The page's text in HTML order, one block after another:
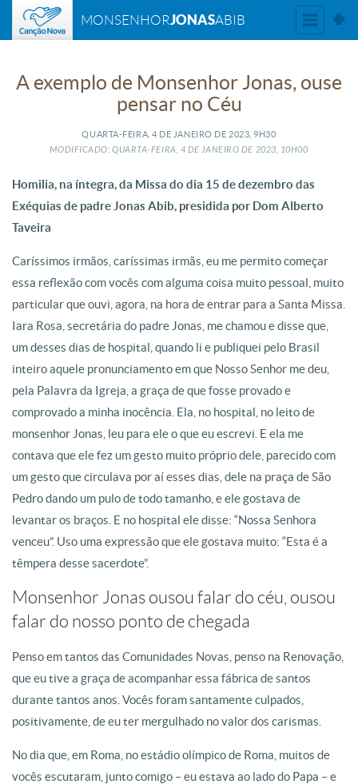
MONSENHORJONASABIB
A exemplo de Monsenhor Jonas, ouse
pensar no Céu
QUARTA-FEIRA, 4 DE JANEIRO DE 2023, 9H30
MODIFICADO: QUARTA-FEIRA, 4 DEJANEIRO DE 2023, 10H00
Homilia, na íntegra, da Missa do dia 15 de dezembro das
Exéquias de padre Jonas Abib, presidida por Dom Alberto
Taveira
Caríssimos irmãos, caríssimas irmãs, eu me permito começar
essa reflexão com vocês com alguma coisa muito pessoal, muito
particular que ouvi, agora, na hora de entrar para a Santa Missa.
Iara Rosa, secretária do padre Jonas, me chamou e disse que,
um desses dias de hospital, quando li e publiquei pelo Brasil
inteiro aquele pronunciamento em que Nosso Senhor me deu,
pela Palavra da Igreja, a graça de que fosse provado e
comprovado a minha inocência. Ela, no hospital, no leito de
monsenhor Jonas, leu para ele o que eu escrevi. E ela me
contava que ele fez um gesto muito próprio dele, parecido com
um gesto que circulava por aí esses dias, dele na praça de São
Pedro dando um pulo de todo tamanho, e ele gostava de
levantar os braços. E no hospital ele disse: “Nossa Senhora
venceu”. Uso uma expressão que ele gostava muito: “Esta é a
têmpera desse sacerdote”.
Monsenhor Jonas ousou falar do céu, ousou
falar do nosso ponto de chegada
Penso em tantos das Comunidades Novas, penso na Renovação,
que eu tive a graça de acompanhar essa fábrica de santos
durante tantos anos. Vocês foram santamente culpados,
positivamente, de eu ter mergulhado no valor dos carismas.
No dia que, em Roma, no estádio olímpico de Roma, muitos de
vocês escutaram, junto comigo – eu estava ao lado do Papa – e